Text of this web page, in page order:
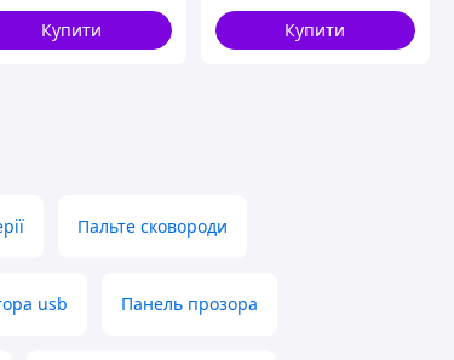
Купити Купити
Пальте сковороди
usb Панель прозора